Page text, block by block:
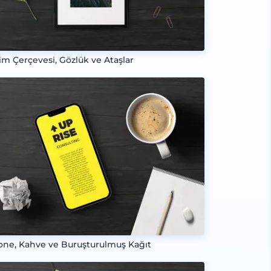
Çerçevesi, Gözlük ve Ataşlar
Kahve ve Buruşturulmuş Kağıt